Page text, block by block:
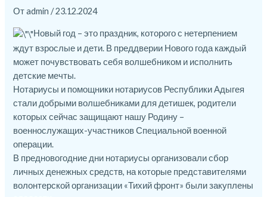
Отadmin/23.12.2024
Новый год – это праздник, которого с нетерпением
ждут взрослые и дети. В преддверии Нового года каждый
может почувствовать себя волшебником и исполнить
детские мечты.
Нотариусы и помощники нотариусов Республики Адыгея
стали добрыми волшебниками для детишек, родители
которых сейчас защищают нашу Родину –
военнослужащих-участников Специальной военной
операции.
В предновогодние дни нотариусы организовали сбор
личных денежных средств, на которые представителями
волонтерской организации «Тихий фронт» были закуплены